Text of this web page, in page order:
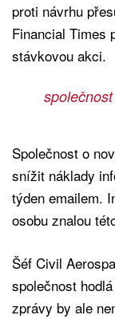
proti návrhu
Financial Times
stávkovou akci.
Společnost o
snížit náklady
týden emailem.
osobu znalou
Šéf Civil
společnost
zprávy by ale